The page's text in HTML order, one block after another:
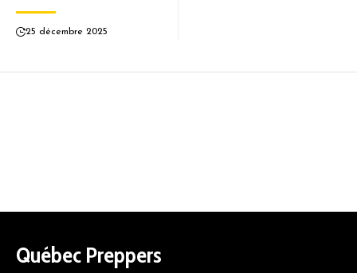
25 décembre 2025
Québec Preppers